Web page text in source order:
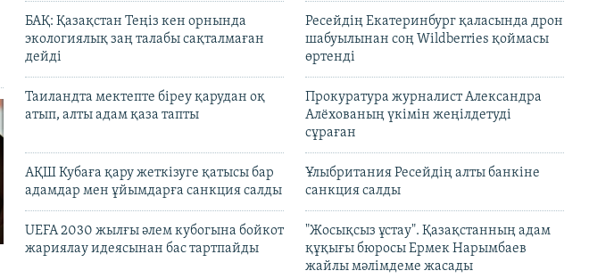
БАҚ: Қазақстан Теңіз кен орнында
экологиялық заң талабы сақталмаған
дейді
Ресейдің Екатеринбург қаласында дрон
шабуылынан соң Wildberries қоймасы
өртенді
Таиландта мектепте біреу қарудан оқ
атып, алты адам қаза тапты
Прокуратура журналист Александра
Алёхованың үкімін жеңілдетуді
сұраған
АҚШ Кубаға қару жеткізуге қатысы бар
адамдар мен ұйымдарға санкция салды
Ұлыбритания Ресейдің алты банкіне
санкция салды
UEFA 2030 жылғы әлем кубогына бойкот
жариялау идеясынан бас тартпайды
"Жосықсыз ұстау". Қазақстанның адам
құқығы бюросы Ермек Нарымбаев
жайлы мәлімдеме жасады